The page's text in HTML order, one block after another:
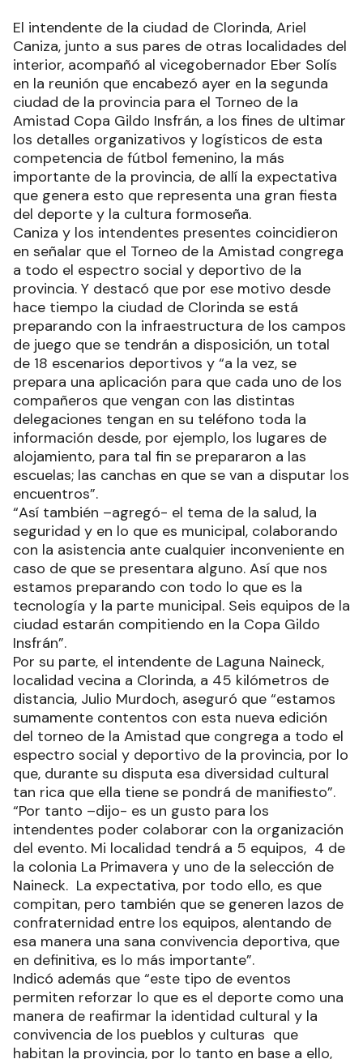
El intendente de la ciudad de Clorinda, Ariel
Caniza, junto a sus pares de otras localidades del
interior, acompañó al vicegobernador Eber Solís
en la reunión que encabezó ayer en la segunda
ciudad de la provincia para el Torneo de la
Amistad Copa Gildo Insfrán, a los fines de ultimar
los detalles organizativos y logísticos de esta
competencia de fútbol femenino, la más
importante de la provincia, de allí la expectativa
que genera esto que representa una gran fiesta
del deporte y la cultura formoseña.
Caniza y los intendentes presentes coincidieron
en señalar que el Torneo de la Amistad congrega
a todo el espectro social y deportivo de la
provincia. Y destacó que por ese motivo desde
hace tiempo la ciudad de Clorinda se está
preparando con la infraestructura de los campos
de juego que se tendrán a disposición, un total
de 18 escenarios deportivos y “a la vez, se
prepara una aplicación para que cada uno de los
compañeros que vengan con las distintas
delegaciones tengan en su teléfono toda la
información desde, por ejemplo, los lugares de
alojamiento, para tal fin se prepararon a las
escuelas; las canchas en que se van a disputar los
encuentros”.
“Así también –agregó- el tema de la salud, la
seguridad y en lo que es municipal, colaborando
con la asistencia ante cualquier inconveniente en
caso de que se presentara alguno. Así que nos
estamos preparando con todo lo que es la
tecnología y la parte municipal. Seis equipos de la
ciudad estarán compitiendo en la Copa Gildo
Insfrán”.
Por su parte, el intendente de Laguna Naineck,
localidad vecina a Clorinda, a 45 kilómetros de
distancia, Julio Murdoch, aseguró que “estamos
sumamente contentos con esta nueva edición
del torneo de la Amistad que congrega a todo el
espectro social y deportivo de la provincia, por lo
que, durante su disputa esa diversidad cultural
tan rica que ella tiene se pondrá de manifiesto”.
“Por tanto –dijo- es un gusto para los
intendentes poder colaborar con la organización
del evento. Mi localidad tendrá a 5 equipos, 4 de
la colonia La Primavera y uno de la selección de
Naineck. La expectativa, por todo ello, es que
compitan, pero también que se generen lazos de
confraternidad entre los equipos, alentando de
esa manera una sana convivencia deportiva, que
en definitiva, es lo más importante”.
Indicó además que “este tipo de eventos
permiten reforzar lo que es el deporte como una
manera de reafirmar la identidad cultural y la
convivencia de los pueblos y culturas que
habitan la provincia, por lo tanto en base a ello,